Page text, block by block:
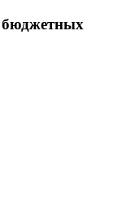
бюджетных